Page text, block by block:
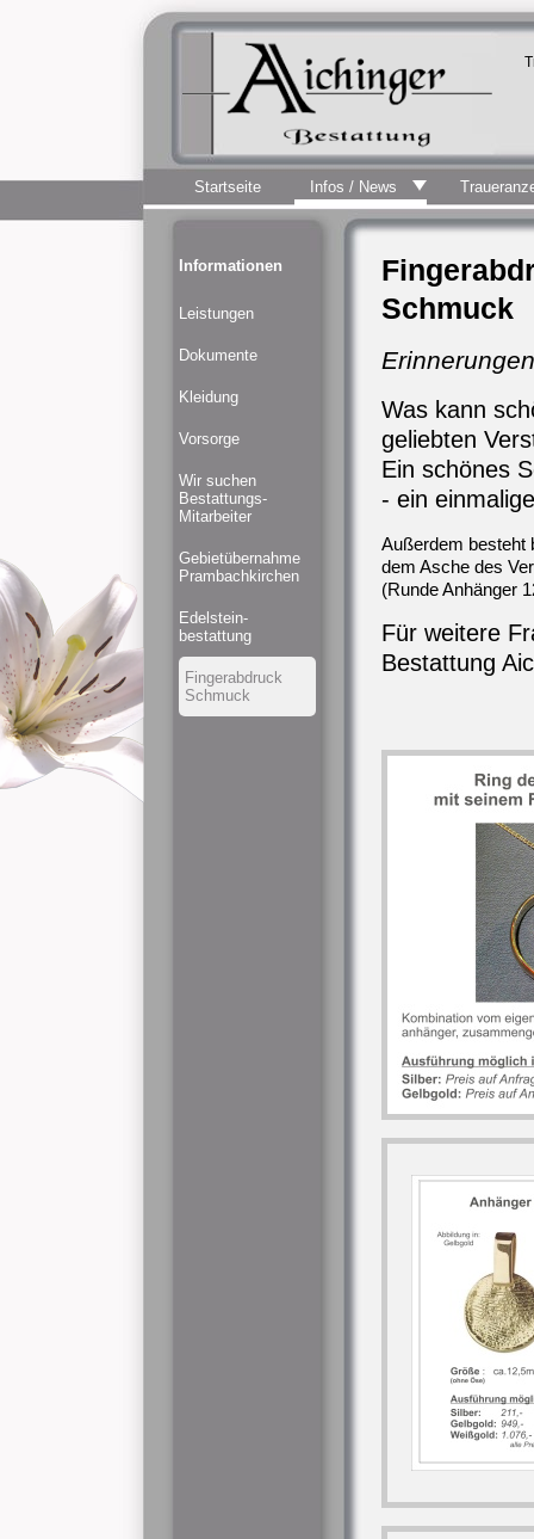
Startseite Infos / News
Schmuck
Was kann
geliebten
Ein schönes
- ein
Außerdem besteht
dem Asche des
(Runde Anhänger
Für weitere
Bestattung
Informationen
Leistungen
Dokumente
Kleidung
Vorsorge
Wir suchen
Bestattungs-
Mitarbeiter
Gebietübernahme
Prambachkirchen
Edelstein-
bestattung
Fingerabdruck
Schmuck